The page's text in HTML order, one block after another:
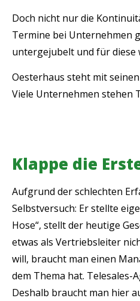
Doch nicht nur die
Termine bei Unternehmen
untergejubelt und für diese
Oesterhaus steht mit
Viele Unternehmen stehen
Klappe die
Aufgrund der schlechten
Selbstversuch: Er stellte
Hose“, stellt der heutige
etwas als Vertriebsleiter
will, braucht man einen
dem Thema hat.
Deshalb braucht man hier